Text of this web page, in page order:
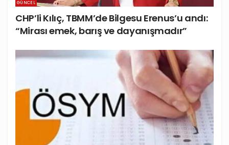
GÜNCEL
CHP’li Kılıç, TBMM’de Bilgesu Erenus’u andı:
“Mirası emek, barış ve dayanışmadır”